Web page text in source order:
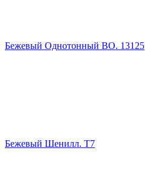
Бежевый Однотонный ВО. 13125
Бежевый Шенилл. Т7